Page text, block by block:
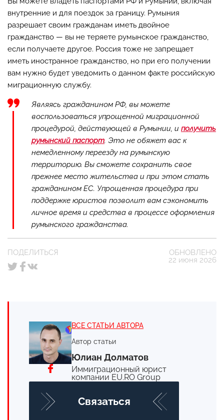
внутренние и для поездок за границу. Румыния
разрешает своим гражданам иметь двойное
гражданство — вы не теряете румынское гражданство,
если получаете другое. Россия тоже не запрещает
иметь иностранное гражданство, но при его получении
вам нужно будет уведомить о данном факте российскую
миграционную службу.
Являясь гражданином РФ, вы можете
воспользоваться упрощенной миграционной
процедурой, действующей в Румынии, и получить
румынский паспорт. Это не обяжет вас к
немедленному переезду на румынскую
территорию. Вы сможете сохранить свое
прежнее место жительства и при этом стать
гражданином ЕС. Упрощенная процедура при
поддержке юристов позволит вам сэкономить
личное время и средства в процессе оформления
румынского гражданства.
ПОДЕЛИТЬСЯ
ОБНОВЛЕНО
22 июня 2026
ВСЕ СТАТЬИ АВТОРА
Автор статьи
Юлиан Долматов
Иммиграционный юрист
компании EU.RO Group
Cвязаться